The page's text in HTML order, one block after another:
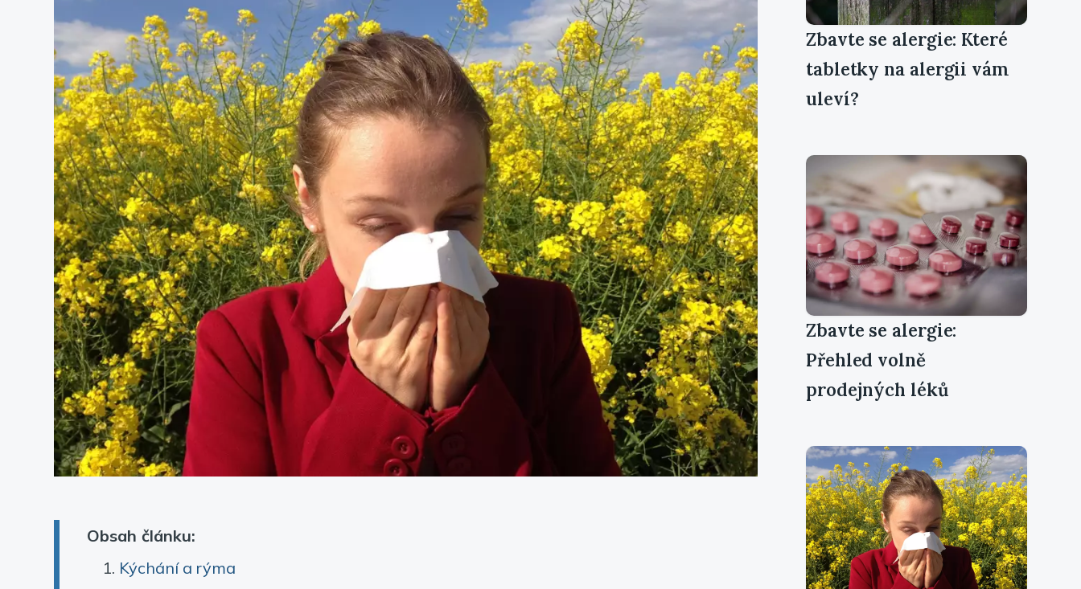
Obsah článku:
Kýchání a rýma
Zbavte se alergie: Které
tabletky na alergii vám
uleví?
Zbavte se alergie:
Přehled volně
prodejných léků